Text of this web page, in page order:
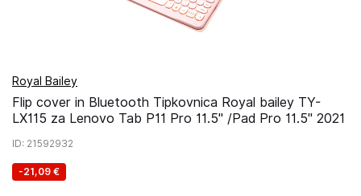
Royal Bailey
Flip cover in Bluetooth Tipkovnica Royal bailey TY-
LX115 za Lenovo Tab P11 Pro 11.5" /Pad Pro 11.5" 2021
ID: 21592932
-21,09 €